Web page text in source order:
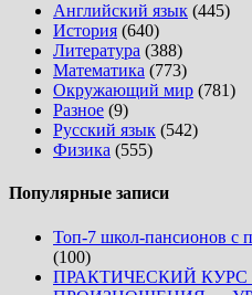
Английский язык (445)
История (640)
Литература (388)
Математика (773)
Окружающий мир (781)
Разное (9)
Русский язык (542)
Физика (555)
Популярные записи
Топ-7 школ-пансионов
(100)
ПРАКТИЧЕСКИЙ КУРС